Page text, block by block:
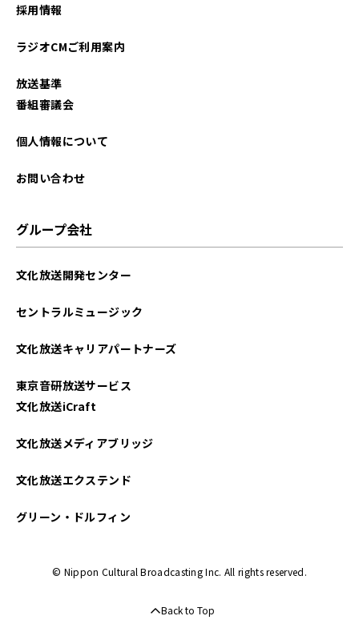
2023年09月
2023年04月
2021年11月
2021年10月
採用情報
ラジオCMご利用案内
放送基準
番組審議会
個人情報について
お問い合わせ
グループ会社
文化放送開発センター
セントラルミュージック
文化放送キャリアパートナーズ
東京音研放送サービス
文化放送iCraft
文化放送メディアブリッジ
文化放送エクステンド
グリーン・ドルフィン
© Nippon Cultural Broadcasting Inc. All rights reserved.
Back to Top